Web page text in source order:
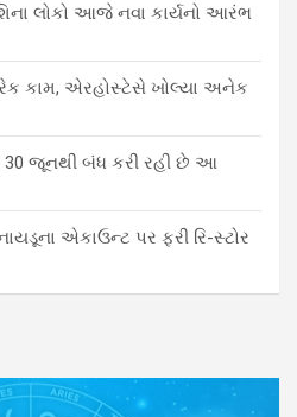
લોકો આજે નવા કાર્યનો આરંભ
કામ, એરહોસ્ટેસે ખોલ્યા અનેક
30 જૂનથી બંધ કરી રહી છે આ
એકાઉન્ટ પર ફરી રિ-સ્ટોર